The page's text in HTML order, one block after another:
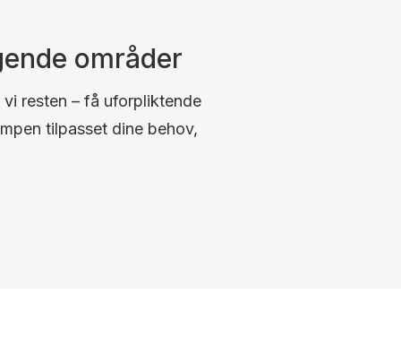
områder
resten – få uforpliktende
tilpasset dine behov,